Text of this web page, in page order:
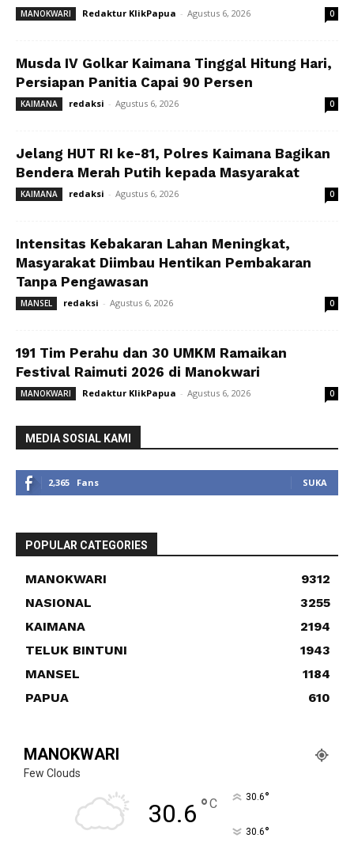
MANOKWARI Redaktur KlikPapua - Agustus 6, 2026 0
Musda IV Golkar Kaimana Tinggal Hitung Hari,
Persiapan Panitia Capai 90 Persen
KAIMANA redaksi - Agustus 6, 2026 0
Jelang HUT RI ke-81, Polres Kaimana Bagikan
Bendera Merah Putih kepada Masyarakat
KAIMANA redaksi - Agustus 6, 2026 0
Intensitas Kebakaran Lahan Meningkat,
Masyarakat Diimbau Hentikan Pembakaran
Tanpa Pengawasan
MANSEL redaksi - Agustus 6, 2026 0
191 Tim Perahu dan 30 UMKM Ramaikan
Festival Raimuti 2026 di Manokwari
MANOKWARI Redaktur KlikPapua - Agustus 6, 2026 0
MEDIA SOSIAL KAMI
2,365 Fans SUKA
POPULAR CATEGORIES
MANOKWARI
9312
NASIONAL
3255
KAIMANA
2194
TELUK BINTUNI
1943
MANSEL
1184
PAPUA
610
MANOKWARI
Few Clouds
30.6 °C 30.6°
30.6°